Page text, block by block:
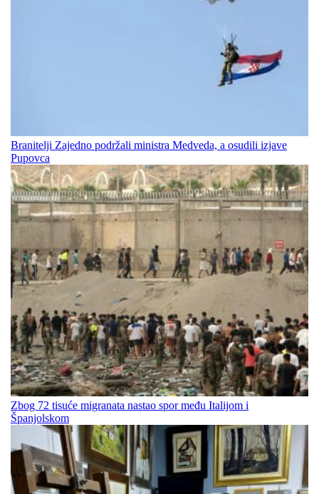
Branitelji Zajedno podržali ministra Medveda, a osudili izjave
Pupovca
Zbog 72 tisuće migranata nastao spor među Italijom i
Španjolskom